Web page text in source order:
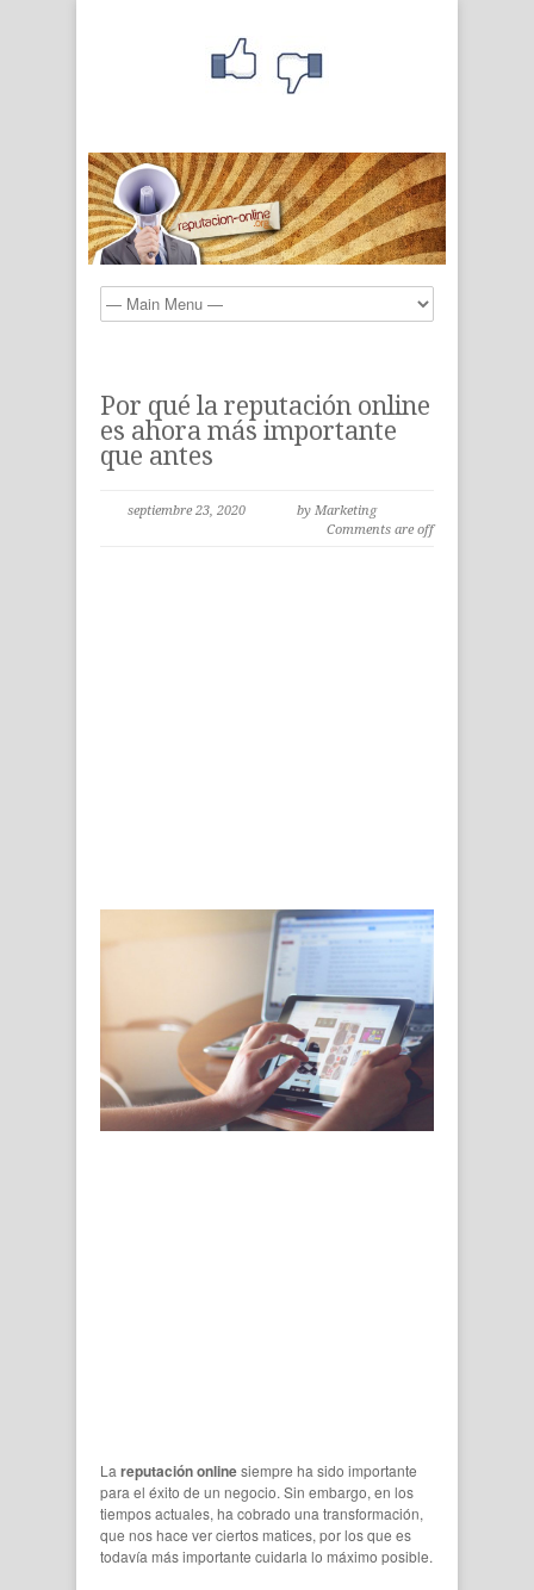
Por qué la reputación online
es ahora más importante
que antes
septiembre 23, 2020
by Marketing
Comments are off
Lareputación onlinesiempre ha sido importante
para el éxito de un negocio. Sin embargo, en los
tiempos actuales, ha cobrado una transformación,
que nos hace ver ciertos matices, por los que es
todavía más importante cuidarla lo máximo posible.